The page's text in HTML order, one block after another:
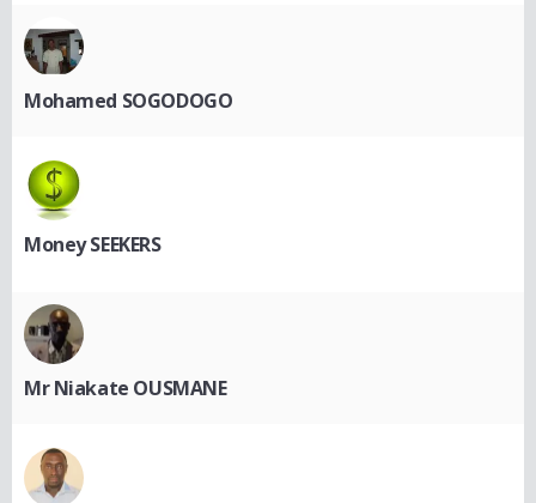
Mohamed SOGODOGO
Money SEEKERS
Mr Niakate OUSMANE